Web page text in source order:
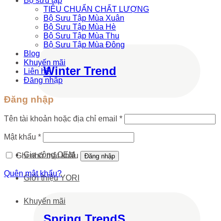
Winter Trend
Gia công OEM
Giới thiệu YORI
Khuyến mãi
TIÊU CHUẨN CHẤT LƯỢNG
Bộ Sưu Tập Mùa Xuân
Bộ Sưu Tập Mùa Hè
Bộ Sưu Tập Mùa Thu
Bộ Sưu Tập Mùa Đông
Blog
Khuyến mãi
Liên hệ
Đăng nhập
Đăng nhập
Tên tài khoản hoặc địa chỉ email *
Mật khẩu *
Ghi nhớ mật khẩu Đăng nhập
Quên mật khẩu?